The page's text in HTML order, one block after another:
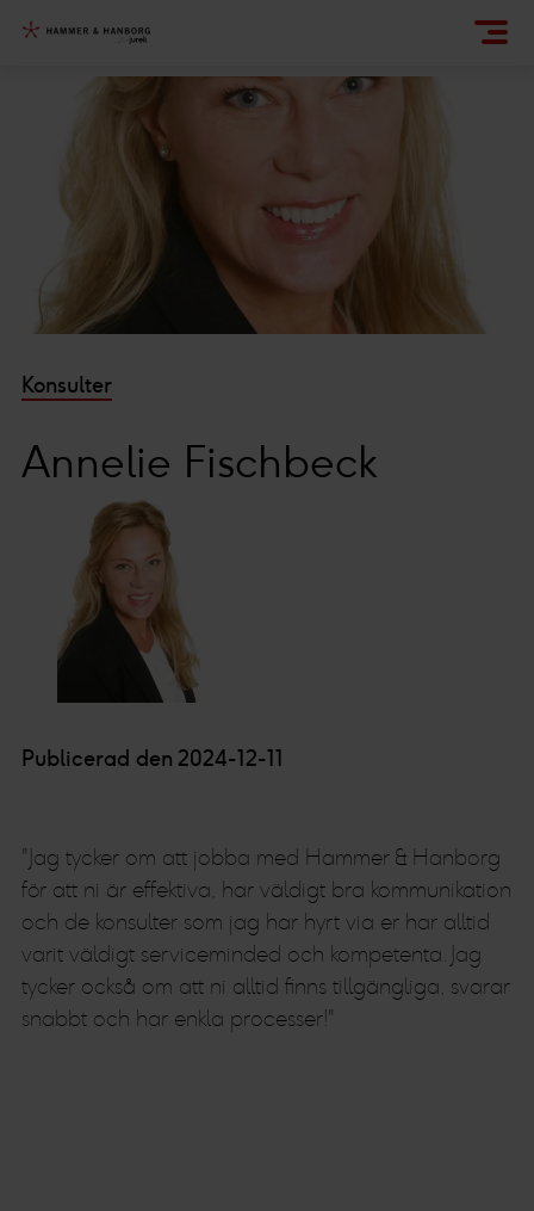
Konsulter
Annelie Fischbeck
Publicerad den 2024-12-11
"Jag tycker om att jobba med Hammer & Hanborg
för att ni är effektiva, har väldigt bra kommunikation
och de konsulter som jag har hyrt via er har alltid
varit väldigt serviceminded och kompetenta. Jag
tycker också om att ni alltid finns tillgängliga, svarar
snabbt och har enkla processer!"